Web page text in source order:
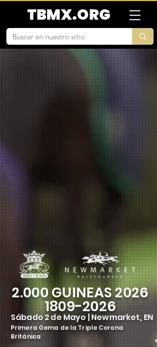
TBMX.ORG
2.000 GUINEAS 2026
1809-2026
Sábado 2 de Mayo | Newmarket, EN
Primera Gema de la Triple Corona
Británica